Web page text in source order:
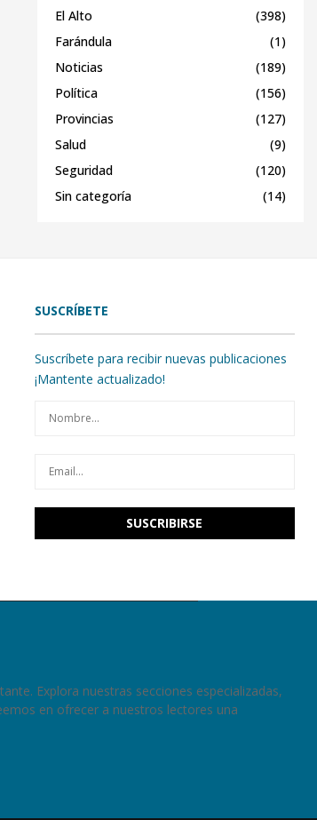
El Alto
(398)
Farándula
(1)
Noticias
(189)
Política
(156)
Provincias
(127)
Salud
(9)
Seguridad
(120)
Sin categoría
(14)
SUSCRÍBETE
Suscríbete para recibir nuevas publicaciones
¡Mantente actualizado!
Explora nuestras secciones especializadas,
en ofrecer a nuestros lectores una